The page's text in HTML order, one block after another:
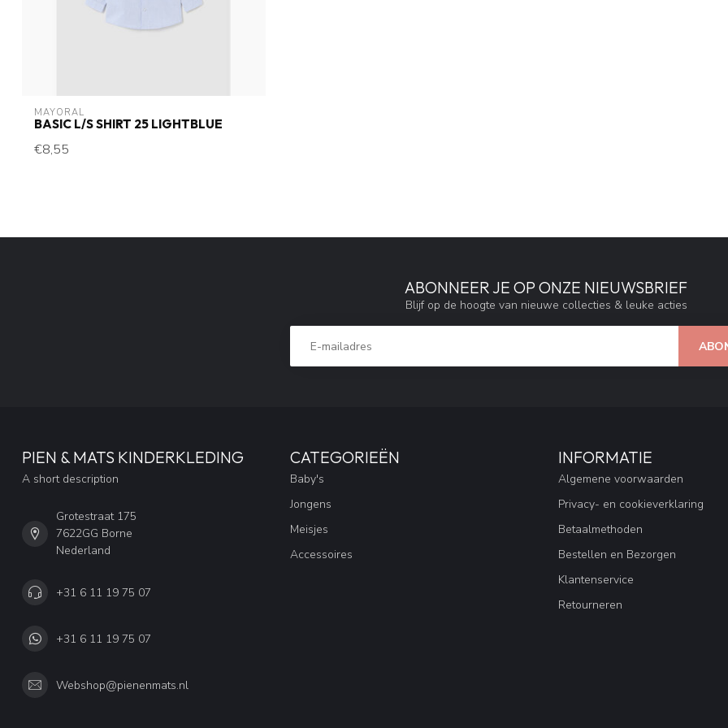
MAYORAL
BASIC L/S SHIRT 25 LIGHTBLUE
€8,55
ABONNEER JE OP ONZE NIEUWSBRIEF
Blijf op de hoogte van nieuwe collecties & leuke acties
PIEN & MATS KINDERKLEDING
A short description
Grotestraat 175
7622GG Borne
Nederland
+31 6 11 19 75 07
+31 6 11 19 75 07
Webshop@pienenmats.nl
CATEGORIEËN
Baby's
Jongens
Meisjes
Accessoires
INFORMATIE
Algemene voorwaarden
Privacy- en cookieverklaring
Betaalmethoden
Bestellen en Bezorgen
Klantenservice
Retourneren